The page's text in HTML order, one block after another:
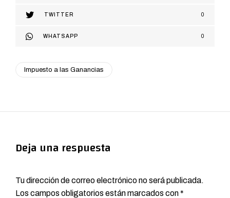
TWITTER 0
WHATSAPP 0
Impuesto a las Ganancias
Deja una respuesta
Tu dirección de correo electrónico no será publicada.
Los campos obligatorios están marcados con*